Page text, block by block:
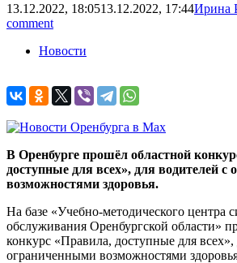
13.12.2022, 18:0513.12.2022, 17:44Ирина
comment
Новости
В Оренбурге прошёл областной
доступные для всех», для водителей
возможностями здоровья.
На базе «Учебно-методического центра
обслуживания Оренбургской области»
конкурс «Правила, доступные для всех»,
ограниченными возможностями